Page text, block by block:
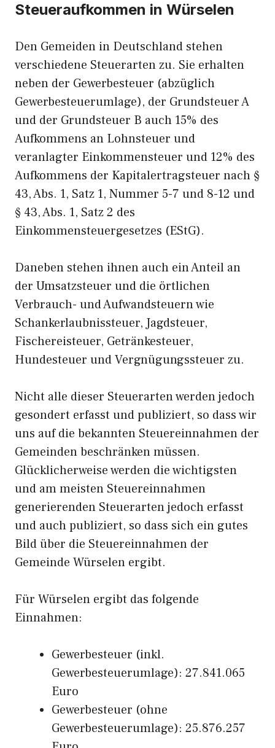
Steueraufkommen in Würselen
Den Gemeiden in Deutschland stehen
verschiedene Steuerarten zu. Sie erhalten
neben der Gewerbesteuer (abzüglich
Gewerbesteuerumlage), der Grundsteuer A
und der Grundsteuer B auch 15% des
Aufkommens an Lohnsteuer und
veranlagter Einkommensteuer und 12% des
Aufkommens der Kapitalertragsteuer nach §
43, Abs. 1, Satz 1, Nummer 5-7 und 8-12 und
§ 43, Abs. 1, Satz 2 des
Einkommensteuergesetzes (EStG).
Daneben stehen ihnen auch ein Anteil an
der Umsatzsteuer und die örtlichen
Verbrauch- und Aufwandsteuern wie
Schankerlaubnissteuer, Jagdsteuer,
Fischereisteuer, Getränkesteuer,
Hundesteuer und Vergnügungssteuer zu.
Nicht alle dieser Steuerarten werden jedoch
gesondert erfasst und publiziert, so dass wir
uns auf die bekannten Steuereinnahmen der
Gemeinden beschränken müssen.
Glücklicherweise werden die wichtigsten
und am meisten Steuereinnahmen
generierenden Steuerarten jedoch erfasst
und auch publiziert, so dass sich ein gutes
Bild über die Steuereinnahmen der
Gemeinde Würselen ergibt.
Für Würselen ergibt das folgende
Einnahmen:
Gewerbesteuer (inkl.
Gewerbesteuerumlage): 27.841.065
Euro
Gewerbesteuer (ohne
Gewerbesteuerumlage): 25.876.257